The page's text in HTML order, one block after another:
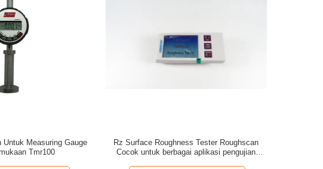
Untuk Measuring Gauge
Tmr100
Rz Surface Roughness Tester Roughscan
Cocok untuk berbagai aplikasi pengujian